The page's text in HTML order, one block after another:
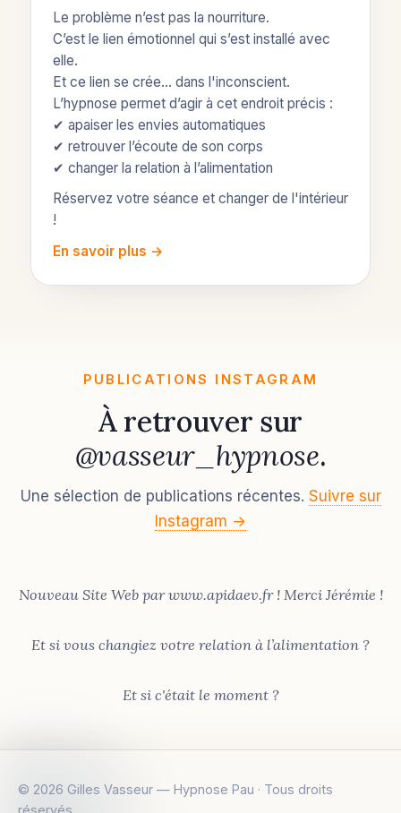
Le problème n’est pas la nourriture.
C’est le lien émotionnel qui s’est installé avec
elle.
Et ce lien se crée... dans l'inconscient.
L’hypnose permet d’agir à cet endroit précis :
✔ apaiser les envies automatiques
✔ retrouver l’écoute de son corps
✔ changer la relation à l’alimentation
Réservez votre séance et changer de l'intérieur
!
En savoir plus →
PUBLICATIONS INSTAGRAM
À retrouver sur
@vasseur_hypnose.
Une sélection de publications récentes. Suivre sur
Instagram →
Nouveau Site Web par www.apidaev.fr ! Merci Jérémie !
Et si vous changiez votre relation à l’alimentation ?
Et si c'était le moment ?
© 2026 Gilles Vasseur — Hypnose Pau · Tous droits
réservés.